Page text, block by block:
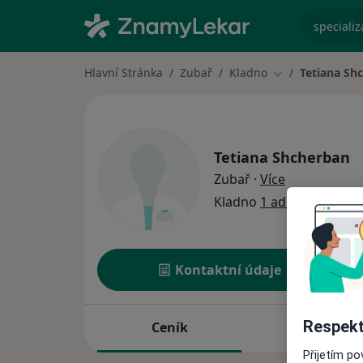
Hlavní Stránka Zubař Kladno Změna města
Tetiana
Tetiana Shcherban
Zubař · Více
Kladno 1 adresa
Kontaktní údaje
Ceník Adresy
Přijetím